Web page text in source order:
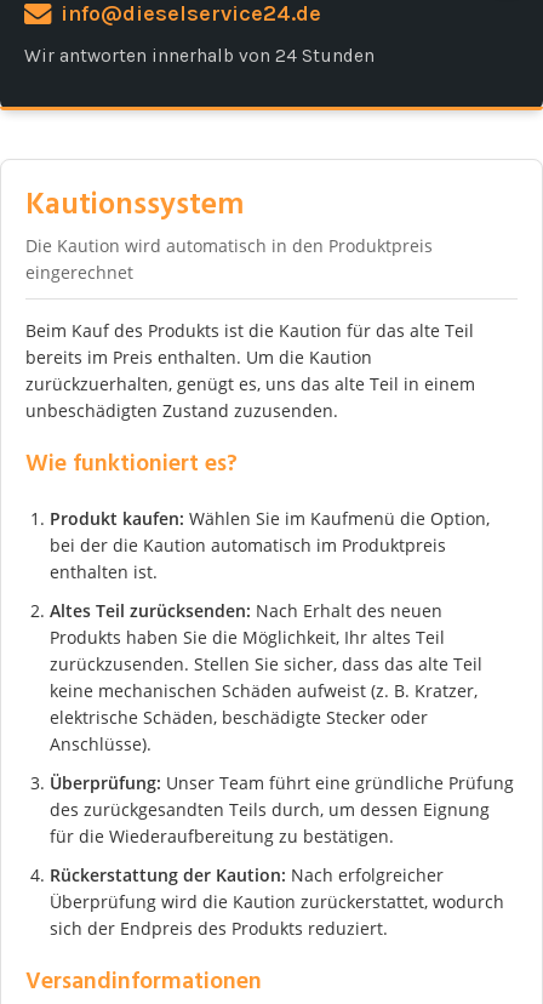
info@dieselservice24.de
Wir antworten innerhalb von 24 Stunden
Kautionssystem
Die Kaution wird automatisch in den Produktpreis
eingerechnet
Beim Kauf des Produkts ist die Kaution für das alte Teil
bereits im Preis enthalten. Um die Kaution
zurückzuerhalten, genügt es, uns das alte Teil in einem
unbeschädigten Zustand zuzusenden.
Wie funktioniert es?
Produkt kaufen: Wählen Sie im Kaufmenü die Option,
bei der die Kaution automatisch im Produktpreis
enthalten ist.
Altes Teil zurücksenden: Nach Erhalt des neuen
Produkts haben Sie die Möglichkeit, Ihr altes Teil
zurückzusenden. Stellen Sie sicher, dass das alte Teil
keine mechanischen Schäden aufweist (z. B. Kratzer,
elektrische Schäden, beschädigte Stecker oder
Anschlüsse).
Überprüfung: Unser Team führt eine gründliche Prüfung
des zurückgesandten Teils durch, um dessen Eignung
für die Wiederaufbereitung zu bestätigen.
Rückerstattung der Kaution: Nach erfolgreicher
Überprüfung wird die Kaution zurückerstattet, wodurch
sich der Endpreis des Produkts reduziert.
Versandinformationen